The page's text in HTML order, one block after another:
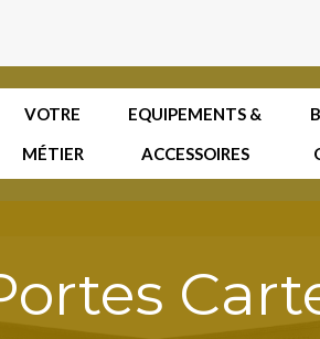
VOTRE
MÉTIER
EQUIPEMENTS &
ACCESSOIRES